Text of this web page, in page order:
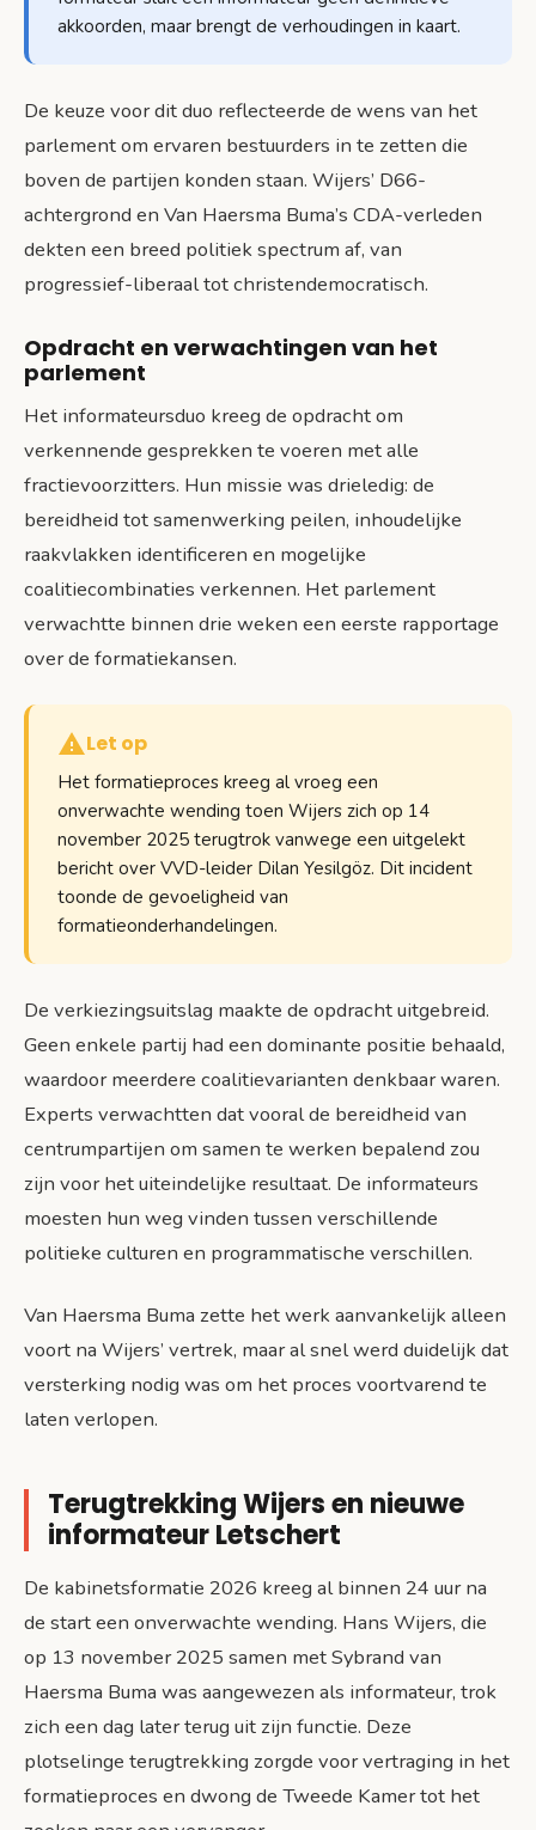
akkoorden, maar brengt de verhoudingen in kaart.
De keuze voor dit duo reflecteerde de wens van het
parlement om ervaren bestuurders in te zetten die
boven de partijen konden staan. Wijers’ D66-
achtergrond en Van Haersma Buma’s CDA-verleden
dekten een breed politiek spectrum af, van
progressief-liberaal tot christendemocratisch.
Opdracht en verwachtingen van het
parlement
Het informateursduo kreeg de opdracht om
verkennende gesprekken te voeren met alle
fractievoorzitters. Hun missie was drieledig: de
bereidheid tot samenwerking peilen, inhoudelijke
raakvlakken identificeren en mogelijke
coalitiecombinaties verkennen. Het parlement
verwachtte binnen drie weken een eerste rapportage
over de formatiekansen.
Let op
Het formatieproces kreeg al vroeg een
onverwachte wending toen Wijers zich op 14
november 2025 terugtrok vanwege een uitgelekt
bericht over VVD-leider Dilan Yesilgöz. Dit incident
toonde de gevoeligheid van
formatieonderhandelingen.
De verkiezingsuitslag maakte de opdracht uitgebreid.
Geen enkele partij had een dominante positie behaald,
waardoor meerdere coalitievarianten denkbaar waren.
Experts verwachtten dat vooral de bereidheid van
centrumpartijen om samen te werken bepalend zou
zijn voor het uiteindelijke resultaat. De informateurs
moesten hun weg vinden tussen verschillende
politieke culturen en programmatische verschillen.
Van Haersma Buma zette het werk aanvankelijk alleen
voort na Wijers’ vertrek, maar al snel werd duidelijk dat
versterking nodig was om het proces voortvarend te
laten verlopen.
Terugtrekking Wijers en nieuwe
informateur Letschert
De kabinetsformatie 2026 kreeg al binnen 24 uur na
de start een onverwachte wending. Hans Wijers, die
op 13 november 2025 samen met Sybrand van
Haersma Buma was aangewezen als informateur, trok
zich een dag later terug uit zijn functie. Deze
plotselinge terugtrekking zorgde voor vertraging in het
formatieproces en dwong de Tweede Kamer tot het